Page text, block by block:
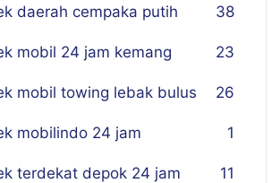
daerah cempaka putih 38
mobil 24 jam kemang 23
mobil towing lebak bulus 26
mobilindo 24 jam 1
terdekat depok 24 jam 11